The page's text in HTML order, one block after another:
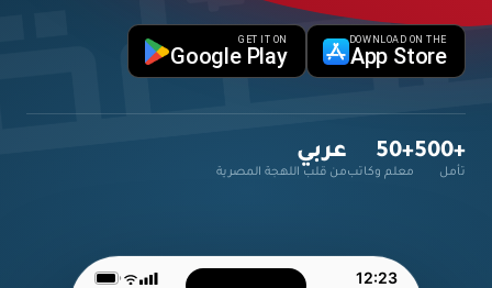
DOWNLOAD ON THE
App Store
GET IT ON
Google Play
+500
تأمل
+50
معلم وكاتب
عربي
من قلب اللهجة المصرية
12:23